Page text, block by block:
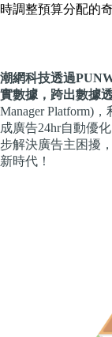
時調整預算分配的
潮網科技透過
實數據，跨出數據
Manager Platform)
成廣告24hr自動優
步解決廣告主困擾
新時代！